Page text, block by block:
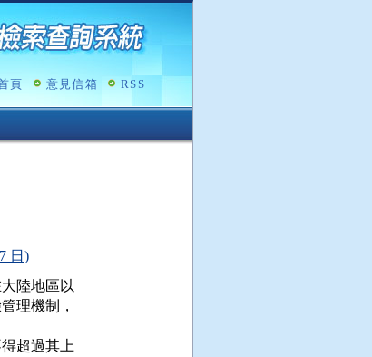
頁 意見信箱 RSS
日)
陸地區以
理機制，
超過其上